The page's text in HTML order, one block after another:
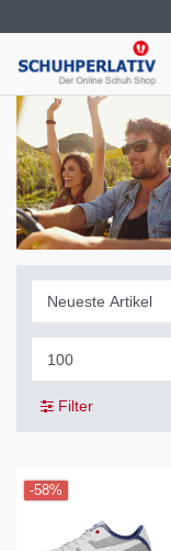
Filter
-58%